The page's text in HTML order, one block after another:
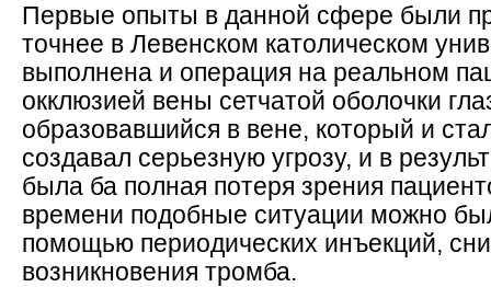
Первые опыты в данной сфере были
точнее в Левенском католическом
выполнена и операция на реальном
окклюзией вены сетчатой оболочки
образовавшийся в вене, который и
создавал серьезную угрозу, и в
была ба полная потеря зрения
времени подобные ситуации можно
помощью периодических инъекций,
возникновения тромба.